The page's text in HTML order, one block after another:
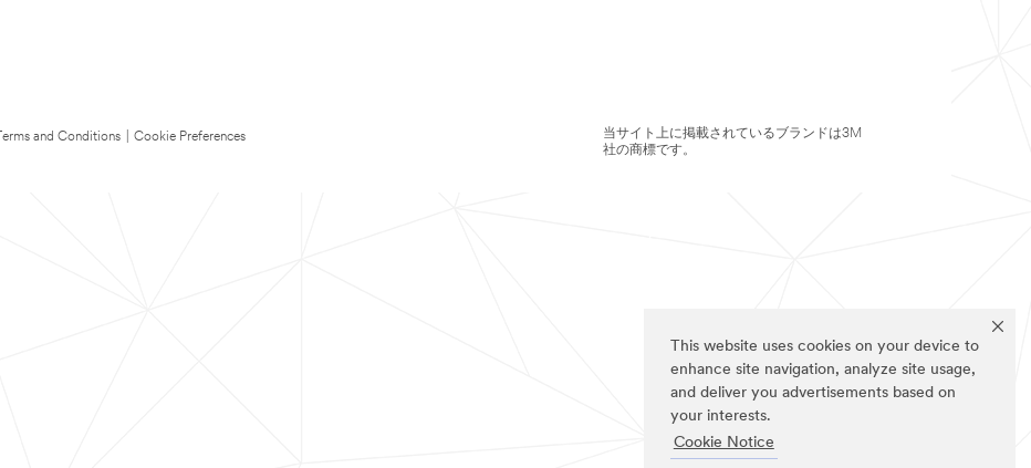
This website uses cookies on your device to
enhance site navigation, analyze site usage,
and deliver you advertisements based on
your interests.
Cookie Notice
Terms and Conditions
Cookie Preferences
当サイト上に掲載されているブランドは3M
社の商標です。